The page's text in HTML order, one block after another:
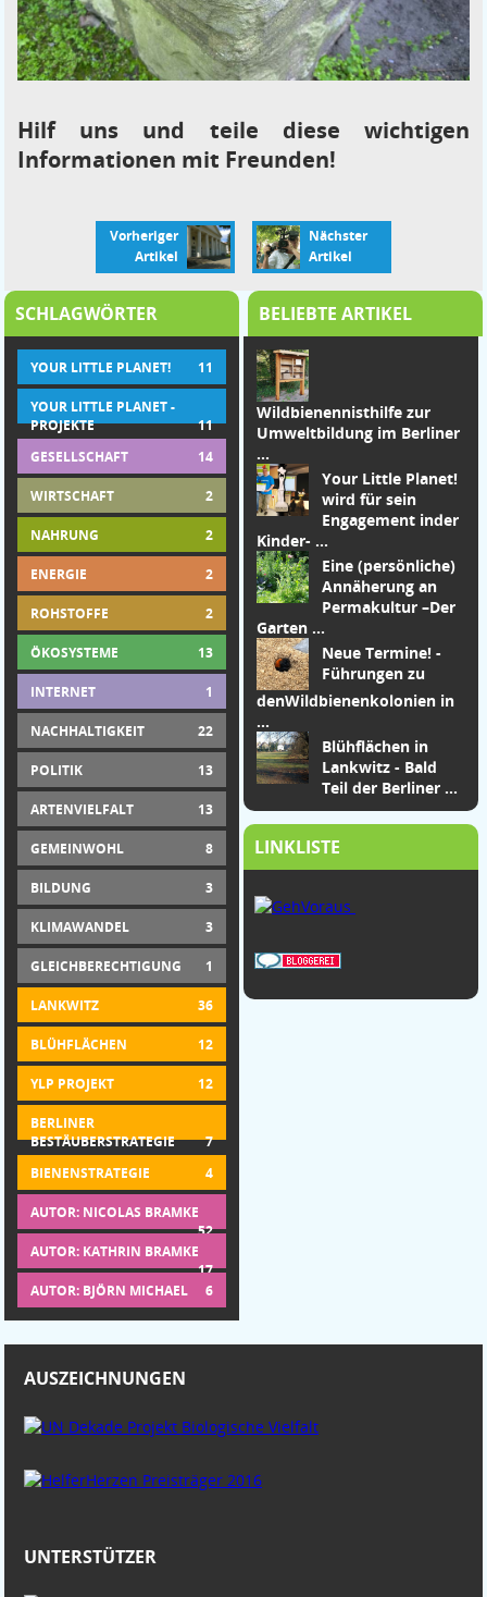
Hilf uns und teile diese wichtigen
Informationen mit Freunden!
Vorheriger
Artikel
Nächster
Artikel
SCHLAGWÖRTER
YOUR LITTLE PLANET! 11
YOUR LITTLE PLANET -
PROJEKTE
11
GESELLSCHAFT
14
WIRTSCHAFT 2
NAHRUNG 2
ENERGIE 2
ROHSTOFFE 2
ÖKOSYSTEME 13
INTERNET 1
NACHHALTIGKEIT 22
POLITIK 13
ARTENVIELFALT 13
GEMEINWOHL 8
BILDUNG 3
KLIMAWANDEL 3
GLEICHBERECHTIGUNG 1
LANKWITZ 36
BLÜHFLÄCHEN 12
YLP PROJEKT 12
BERLINER
BESTÄUBERSTRATEGIE
7
BIENENSTRATEGIE
4
AUTOR: NICOLAS BRAMKE
52
AUTOR: KATHRIN BRAMKE
17
AUTOR: BJÖRN MICHAEL
6
BELIEBTE ARTIKEL
Wildbienennisthilfe zur
Umweltbildung im Berliner
...
Your Little Planet!
wird für sein
Engagement inder
Kinder- ...
Eine (persönliche)
Annäherung an
Permakultur –Der
Garten ...
Neue Termine! -
Führungen zu
denWildbienenkolonien in
...
Blühflächen in
Lankwitz - Bald
Teil der Berliner ...
LINKLISTE
AUSZEICHNUNGEN
UNTERSTÜTZER